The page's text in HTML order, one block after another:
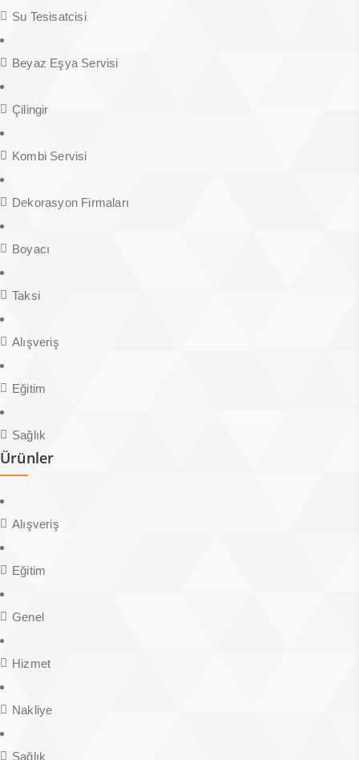
Su Tesisatcisi
Beyaz Eşya Servisi
Çilingir
Kombi Servisi
Dekorasyon Firmaları
Boyacı
Taksi
Alışveriş
Eğitim
Sağlık
Ürünler
Alışveriş
Eğitim
Genel
Hizmet
Nakliye
Sağlık